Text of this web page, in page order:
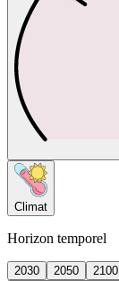
Climat
Horizon temporel
2030 2050
2100